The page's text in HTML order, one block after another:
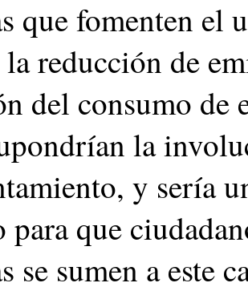
que fomenten el
reducción de
del consumo de
la
y sería
para que
se sumen a este